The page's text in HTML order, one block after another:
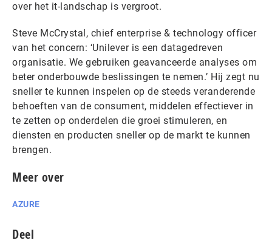
over het it-landschap is vergroot.
Steve McCrystal, chief enterprise & technology officer
van het concern: ‘Unilever is een datagedreven
organisatie. We gebruiken geavanceerde analyses om
beter onderbouwde beslissingen te nemen.’ Hij zegt nu
sneller te kunnen inspelen op de steeds veranderende
behoeften van de consument, middelen effectiever in
te zetten op onderdelen die groei stimuleren, en
diensten en producten sneller op de markt te kunnen
brengen.
Meer over
AZURE
Deel